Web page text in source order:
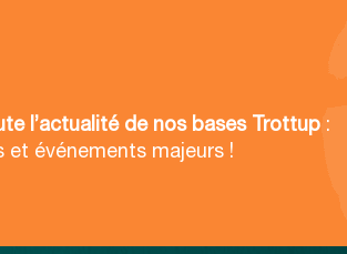
l’actualité de nos bases Trottup :
événements majeurs !
confidentialité